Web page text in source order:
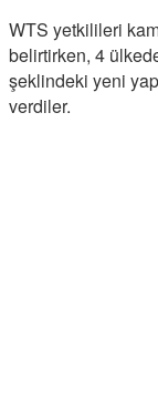
WTS yetkilileri
belirtirken, 4
şeklindeki yeni
verdiler.